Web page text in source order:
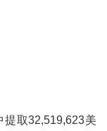
取32,519,623美